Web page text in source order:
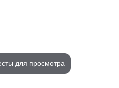
для просмотра